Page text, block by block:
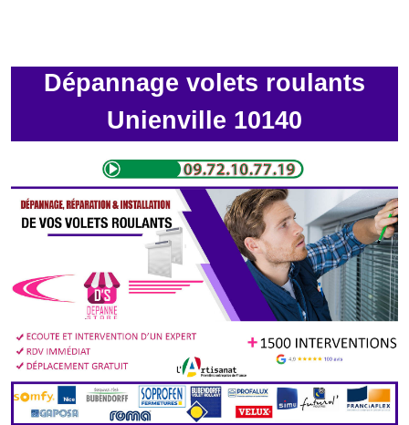
Dépannage volets roulants
Unienville 10140